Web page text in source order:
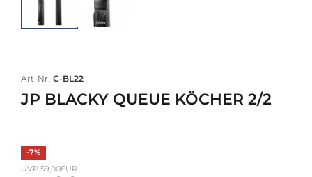
Art-Nr. C-BL22
JP BLACKY QUEUE KÖCHER 2/2
-7%
UVP 59,00EUR